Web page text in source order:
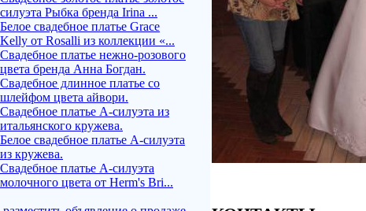
силуэта Рыбка бренда Irina ...
Белое свадебное платье Grace
Kelly от Rosalli из коллекции «...
Свадебное платье нежно-розового
цвета бренда Анна Богдан.
Свадебное длинное платье со
шлейфом цвета айвори.
Свадебное платье А-силуэта из
итальянского кружева.
Белое свадебное платье А-силуэта
из кружева.
Свадебное платье А-силуэта
молочного цвета от Herm's Bri...